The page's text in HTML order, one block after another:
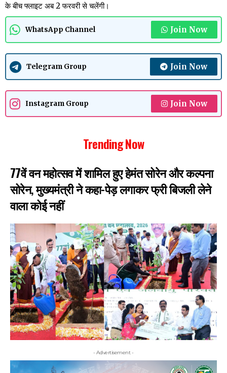
के बीच फ्लाइट अब 2 फरवरी से चलेंगी।
WhatsApp Channel Join Now
Telegram Group Join Now
Instagram Group Join Now
Trending Now
77वें वन महोत्सव में शामिल हुए हेमंत सोरेन और कल्पना
सोरेन, मुख्यमंत्री ने कहा-पेड़ लगाकर फ्री बिजली लेने
वाला कोई नहीं
- Advertisement -